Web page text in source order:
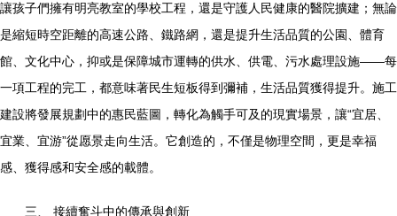
讓孩子們擁有明亮教室的學校工程，還是守護人民健康的醫院擴建；無論
是縮短時空距離的高速公路、鐵路網，還是提升生活品質的公園、體育
館、文化中心，抑或是保障城市運轉的供水、供電、污水處理設施——每
一項工程的完工，都意味著民生短板得到彌補，生活品質獲得提升。施工
建設將發展規劃中的惠民藍圖，轉化為觸手可及的現實場景，讓“宜居、
宜業、宜游”從愿景走向生活。它創造的，不僅是物理空間，更是幸福
感、獲得感和安全感的載體。
三、 接續奮斗中的傳承與創新